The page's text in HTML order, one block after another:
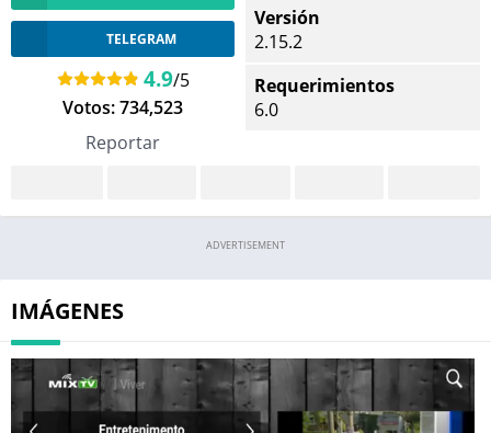
TELEGRAM
4.9/5
Votos:734,523
Reportar
Versión
2.15.2
Requerimientos
6.0
ADVERTISEMENT
IMÁGENES